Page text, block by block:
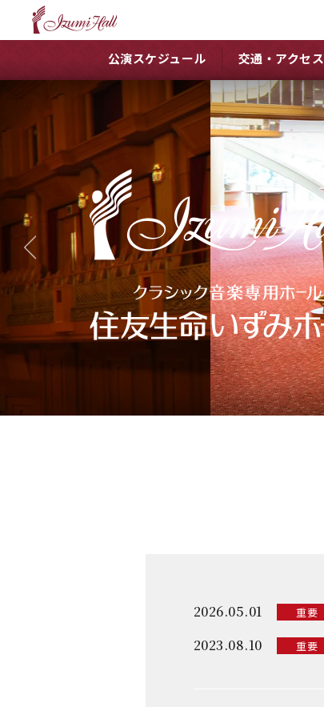
公演スケジュール 交通・アクセス
2026.05.01 重要
2023.08.10 重要